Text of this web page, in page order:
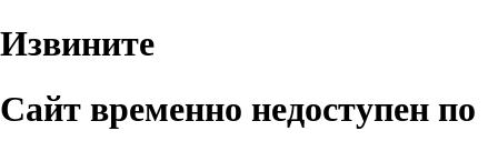
Извините
Сайт временно недоступен по